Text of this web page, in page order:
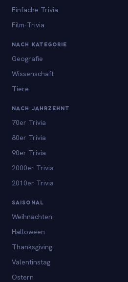
Einfache Trivia
Film-Trivia
NACH KATEGORIE
Geografie
Wissenschaft
Tiere
NACH JAHRZEHNT
70er Trivia
80er Trivia
90er Trivia
2000er Trivia
2010er Trivia
SAISONAL
Weihnachten
Halloween
Thanksgiving
Valentinstag
Ostern